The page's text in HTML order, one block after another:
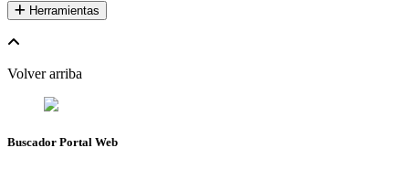
Herramientas
Volver arriba
Buscador Portal Web